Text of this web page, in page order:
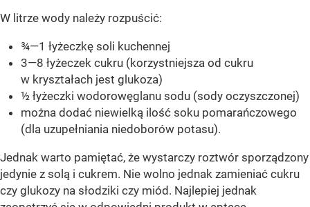
W litrze wody należy rozpuścić:
¾—1 łyżeczkę soli kuchennej
3—8 łyżeczek cukru (korzystniejsza od cukru
w kryształach jest glukoza)
½ łyżeczki wodorowęglanu sodu (sody oczyszczonej)
można dodać niewielką ilość soku pomarańczowego
(dla uzupełniania niedoborów potasu).
Jednak warto pamiętać, że wystarczy roztwór sporządzony
jedynie z solą i cukrem. Nie wolno jednak zamieniać cukru
czy glukozy na słodziki czy miód. Najlepiej jednak